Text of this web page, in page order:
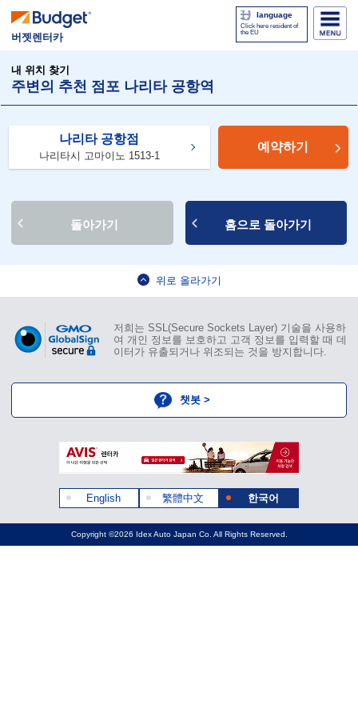
버젯렌터카
language
Click here resident of
the EU
내 위치 찾기
주변의 추천 점포 나리타 공항역
나리타 공항점
나리타시 고마이노 1513-1
예약하기
돌아가기 홈으로 돌아가기
위로 올라가기
저희는 SSL(Secure Sockets Layer) 기술을 사용하
여 개인 정보를 보호하고 고객 정보를 입력할 때 데
이터가 유출되거나 위조되는 것을 방지합니다.
챗봇 >
English 繁體中文 한국어
Copyright ©2026 Idex Auto Japan Co. All Rights Reserved.